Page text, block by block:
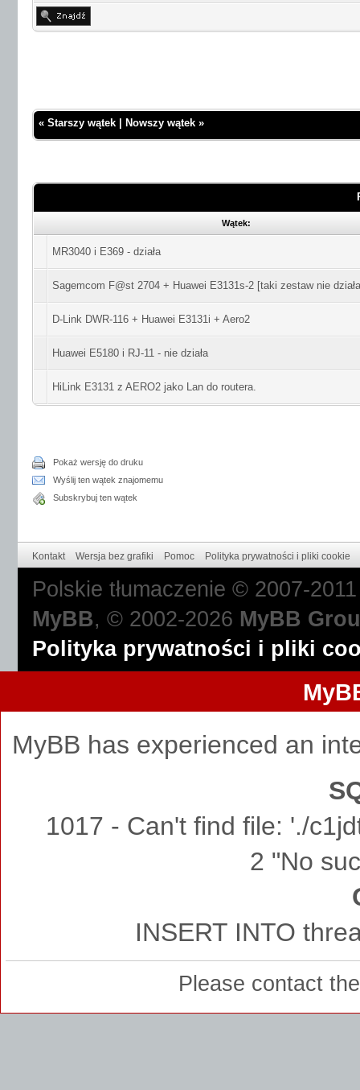
« Starszy wątek Nowszy wątek »
Wątek:
MR3040 i E369 - działa
Sagemcom F@st 2704 + Huawei E3131s-2 [taki zestaw nie
D-Link DWR-116 + Huawei E3131i + Aero2
Huawei E5180 i RJ-11 - nie działa
HiLink E3131 z AERO2 jako Lan do routera.
Pokaż wersję do druku
Wyślij ten wątek znajomemu
Subskrybuj ten wątek
Kontakt Wersja bez grafiki Pomoc Polityka prywatności i pliki cookie
Polskie tłumaczenie © 2007-
MyBB, © 2002-2026 MyBB
Polityka prywatności i pliki
MyBB has experienced an
1017 - Can't find file: './
2 "No
INSERT INTO
Please contact